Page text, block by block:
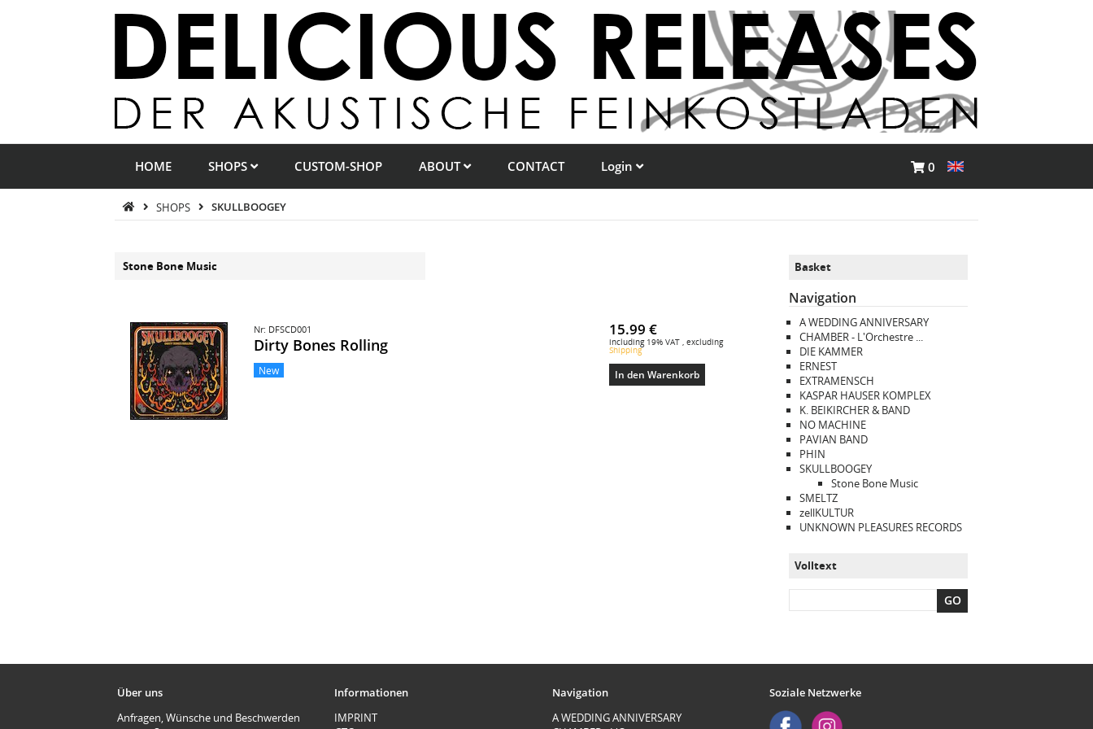
HOME SHOPS CUSTOM-SHOP ABOUT CONTACT Login 0
SHOPS SKULLBOOGEY
Stone Bone Music
Nr: DFSCD001
Dirty Bones Rolling
New
15.99 €
including 19% VAT , excluding
Shipping
In den Warenkorb
Basket
Navigation
A WEDDING ANNIVERSARY
CHAMBER - L'Orchestre ...
DIE KAMMER
ERNEST
EXTRAMENSCH
KASPAR HAUSER KOMPLEX
K. BEIKIRCHER & BAND
NO MACHINE
PAVIAN BAND
PHIN
SKULLBOOGEY
Stone Bone Music
SMELTZ
zellKULTUR
UNKNOWN PLEASURES RECORDS
Volltext
GO
Über uns
Anfragen, Wünsche und Beschwerden
Informationen
IMPRINT
Navigation
A WEDDING ANNIVERSARY
Soziale Netzwerke